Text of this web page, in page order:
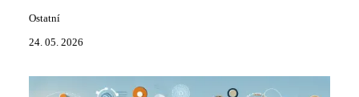
Ostatní
24. 05. 2026